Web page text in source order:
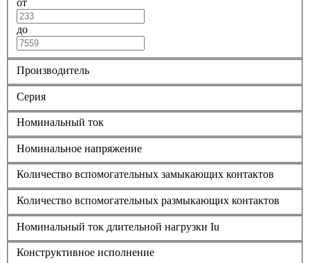
от
до
Производитель
Серия
Номинальный ток
Номинальное напряжение
Количество вспомогательных замыкающих контактов
Количество вспомогательных размыкающих контактов
Номинальный ток длительной нагрузки Iu
Конструктивное исполнение